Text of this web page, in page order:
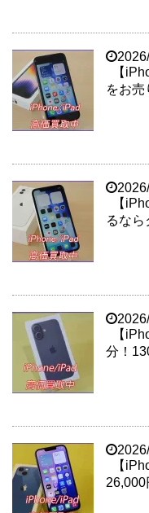
【
をお
【
るなら
【
分！
【
26,000